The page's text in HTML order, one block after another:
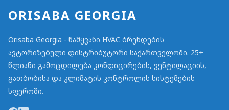
ORISABA GEORGIA
Orisaba Georgia - წამყვანი HVAC ბრენდების
ავტორიზებული დისტრიბუტორი საქართველოში. 25+
წლიანი გამოცდილება კონდიცირების, ვენტილაციის,
გათბობისა და კლიმატის კონტროლის სისტემების
სფეროში.